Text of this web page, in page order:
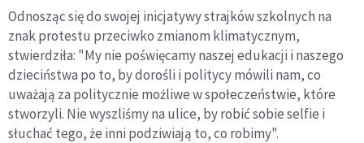
Odnosząc się do swojej inicjatywy strajków szkolnych na
znak protestu przeciwko zmianom klimatycznym,
stwierdziła: "My nie poświęcamy naszej edukacji i naszego
dzieciństwa po to, by dorośli i politycy mówili nam, co
uważają za politycznie możliwe w społeczeństwie, które
stworzyli. Nie wyszliśmy na ulice, by robić sobie selfie i
słuchać tego, że inni podziwiają to, co robimy".